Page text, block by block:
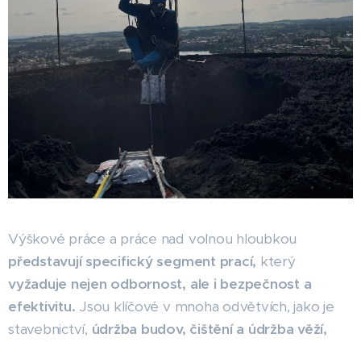
Výškové práce a práce nad volnou hloubkou
představují specifický segment prací, který
vyžaduje nejen odbornost, ale i bezpečnost a
efektivitu. Jsou klíčové v mnoha odvětvích, jako je
stavebnictví, údržba budov, čištění a údržba věží,